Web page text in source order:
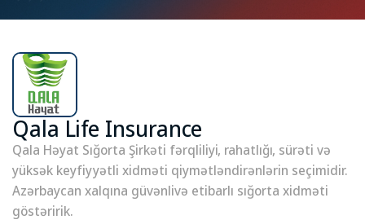
Qala Life Insurance
Qala Həyat Sığorta Şirkəti fərqliliyi, rahatlığı, sürəti və
yüksək keyfiyyətli xidməti qiymətləndirənlərin seçimidir.
Azərbaycan xalqına güvənlivə etibarlı sığorta xidməti
göstəririk.